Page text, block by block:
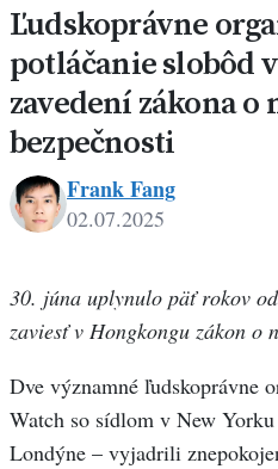
Ľudskoprávne
potláčanie slobôd
zavedení zákona o
bezpečnosti
Fang
Frank Fang
02.07.2025
30. júna uplynulo päť rokov
zaviesť v Hongkongu zákon o
Dve významné ľudskoprávne
Watch so sídlom v New
Londýne – vyjadrili